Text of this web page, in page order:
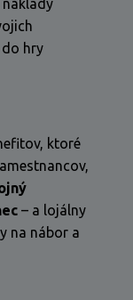
do hry
ktoré
– a lojálny
na nábor a